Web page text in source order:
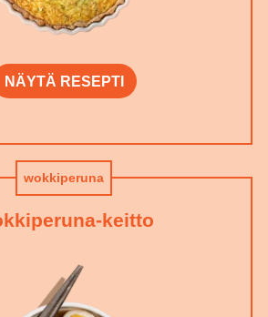
NÄYTÄ RESEPTI
wokkiperuna
keitto